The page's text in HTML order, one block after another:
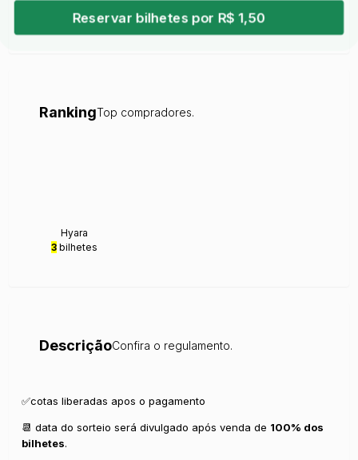
Reservar bilhetes por R$ 1,50
RankingTop compradores.
Hyara
3bilhetes
DescriçãoConfira o regulamento.
✅cotas liberadas apos o pagamento
📆 data do sorteio será divulgado após venda de 100% dos
bilhetes.